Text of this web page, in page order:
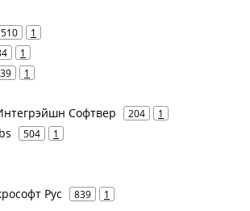
510 1
1
1
Софтвер 204 1
504 1
Рус 839 1